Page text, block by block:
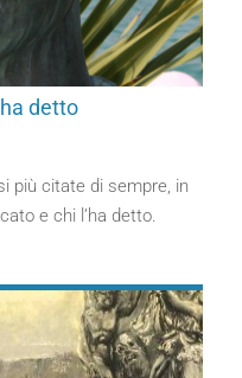
detto
più citate di sempre, in
e chi l’ha detto.